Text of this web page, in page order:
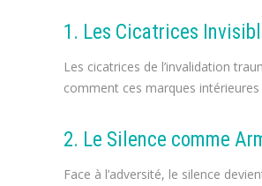
1. Les Cicatrices
Les cicatrices de l’invalidation
comment ces marques
2. Le Silence comme
Face à l’adversité, le silence